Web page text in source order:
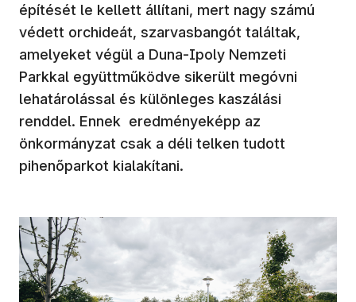
építését le kellett állítani, mert nagy számú
védett orchideát, szarvasbangót találtak,
amelyeket végül a Duna-Ipoly Nemzeti
Parkkal együttműködve sikerült megóvni
lehatárolással és különleges kaszálási
renddel. Ennek eredményeképp az
önkormányzat csak a déli telken tudott
pihenőparkot kialakítani.